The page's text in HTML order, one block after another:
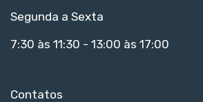
Segunda a Sexta
7:30 às 11:30 - 13:00 às 17:00
Contatos